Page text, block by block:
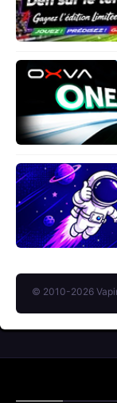
© 2010-2026